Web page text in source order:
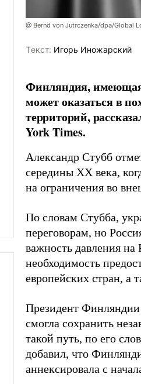
@ Bernd von Jutrczenka/dpa/Global
Tекст: Игорь Иножарский
Финляндия, имеющая
может оказаться в
территорий,
York Times.
Александр Стубб
середины XX века,
на ограничения во
По словам Стубба,
переговорам, но
важность давления
необходимость
европейских стран,
Президент Финляндии
смогла сохранить
такой путь, по его
добавил, что
аннексировала с